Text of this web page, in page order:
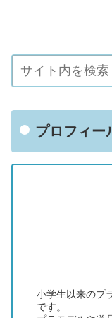
プロフィー
小学生以来のプ
です。